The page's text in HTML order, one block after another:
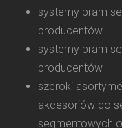
systemy bram
producentów
systemy bram
producentów
szeroki
akcesoriów do
segmentowych